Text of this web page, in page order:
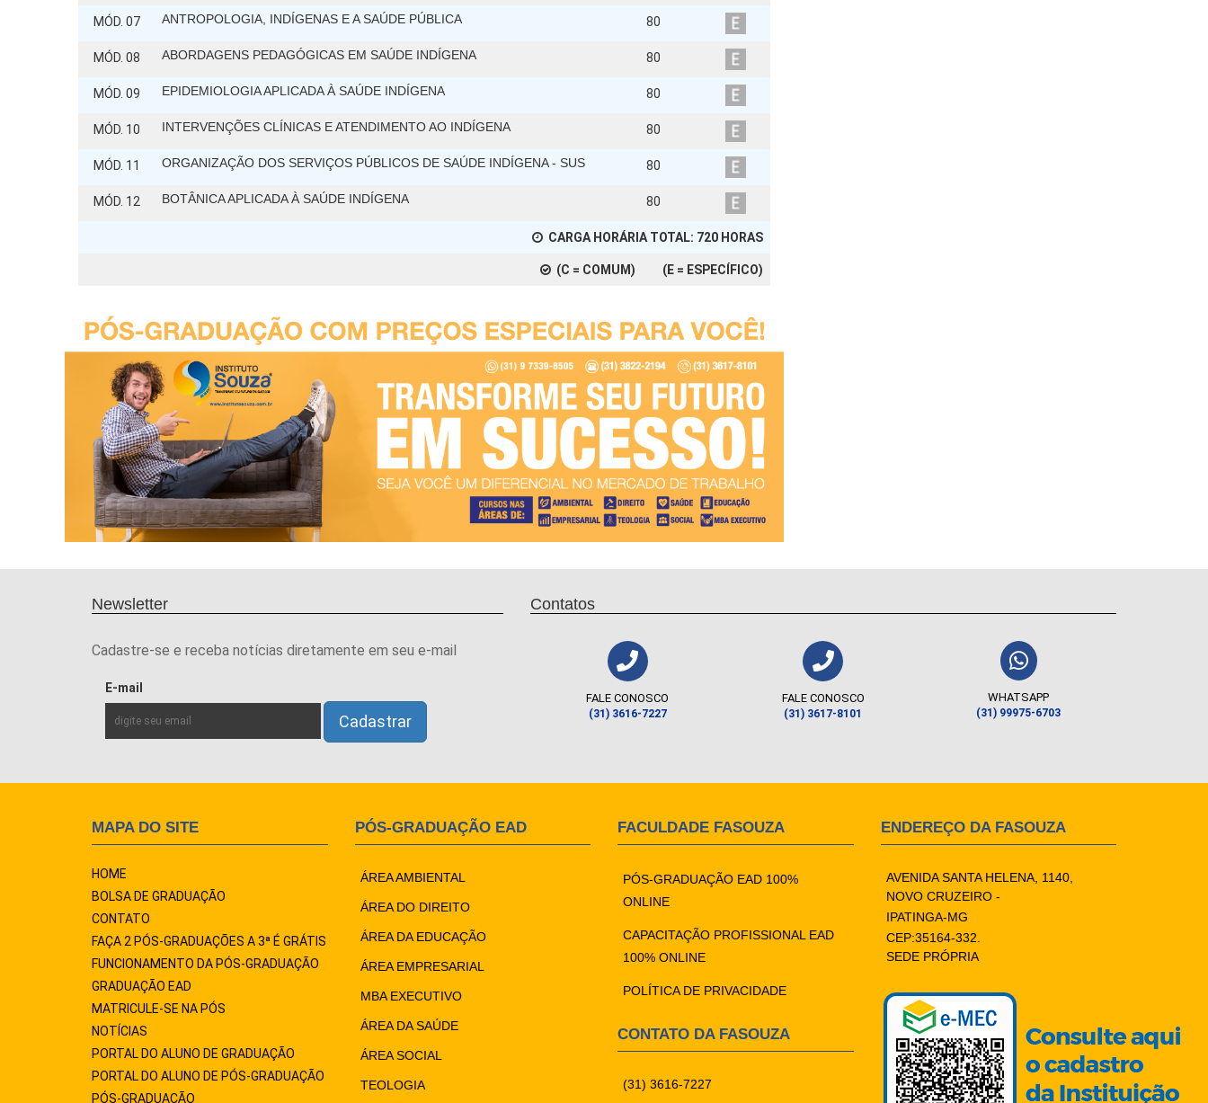
MÓD. 07 ANTROPOLOGIA, INDÍGENAS E A SAÚDE PÚBLICA 80
MÓD. 08 ABORDAGENS PEDAGÓGICAS EM SAÚDE INDÍGENA 80
MÓD. 09 EPIDEMIOLOGIA APLICADA À SAÚDE INDÍGENA 80
MÓD. 10 INTERVENÇÕES CLÍNICAS E ATENDIMENTO AO INDÍGENA 80
MÓD. 11 ORGANIZAÇÃO DOS SERVIÇOS PÚBLICOS DE SAÚDE INDÍGENA - SUS 80
MÓD. 12 BOTÂNICA APLICADA À SAÚDE INDÍGENA 80
CARGA HORÁRIA TOTAL: 720 HORAS
(C = COMUM) (E = ESPECÍFICO)
Newsletter
Cadastre-se e receba notícias diretamente em seu e-mail
E-mail
Contatos
FALE CONOSCO
(31) 3616-7227
FALE CONOSCO
(31) 3617-8101
WHATSAPP
(31) 99975-6703
MAPA DO SITE
HOME
BOLSA DE GRADUAÇÃO
CONTATO
FAÇA 2 PÓS-GRADUAÇÕES A 3ª É GRÁTIS
FUNCIONAMENTO DA PÓS-GRADUAÇÃO
GRADUAÇÃO EAD
MATRICULE-SE NA PÓS
NOTÍCIAS
PORTAL DO ALUNO DE GRADUAÇÃO
PORTAL DO ALUNO DE PÓS-GRADUAÇÃO
PÓS-GRADUAÇÃO
PÓS-GRADUAÇÃO EAD
ÁREA AMBIENTAL
ÁREA DO DIREITO
ÁREA DA EDUCAÇÃO
ÁREA EMPRESARIAL
MBA EXECUTIVO
ÁREA DA SAÚDE
ÁREA SOCIAL
TEOLOGIA
FACULDADE FASOUZA
PÓS-GRADUAÇÃO EAD 100%
ONLINE
CAPACITAÇÃO PROFISSIONAL EAD
100% ONLINE
POLÍTICA DE PRIVACIDADE
CONTATO DA FASOUZA
(31) 3616-7227
ENDEREÇO DA FASOUZA
AVENIDA SANTA HELENA, 1140,
NOVO CRUZEIRO -
IPATINGA-MG
CEP:35164-332.
SEDE PRÓPRIA